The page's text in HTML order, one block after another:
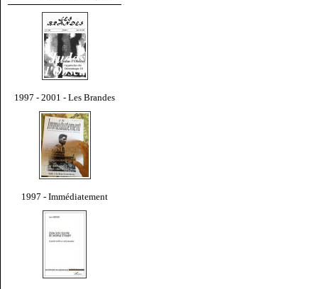
1997 - 2001 - Les Brandes
1997 - Immédiatement